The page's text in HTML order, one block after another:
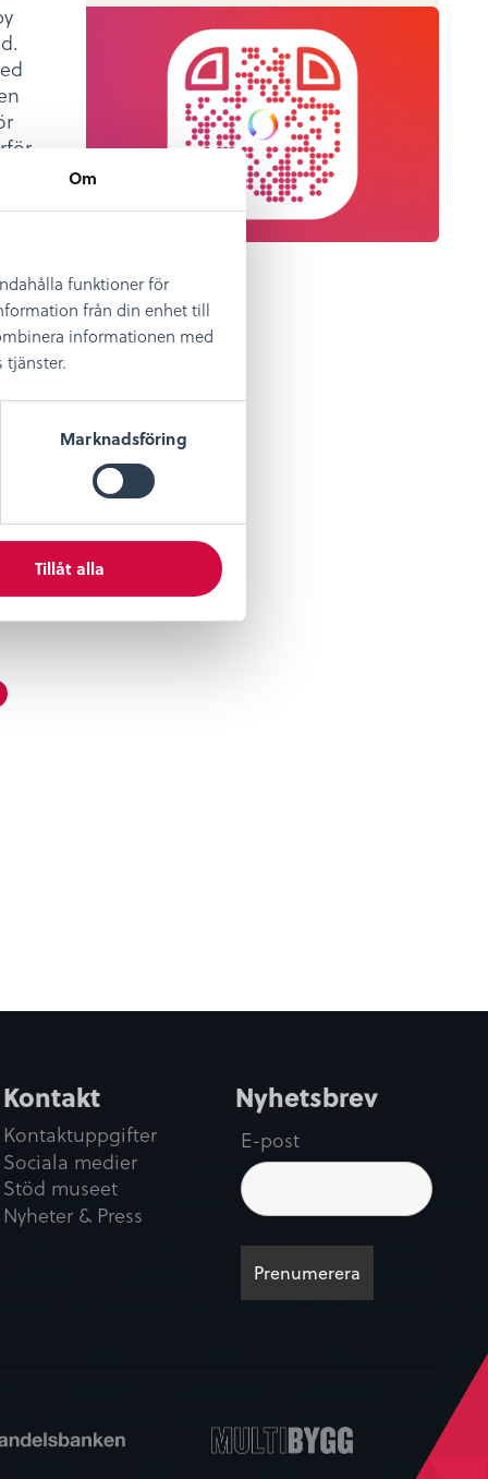
Om
funktioner för
från din enhet till
informationen med
Marknadsföring
Tillåt alla
Kontakt
Kontaktuppgifter
Sociala medier
Stöd museet
Nyheter & Press
Nyhetsbrev
E-post